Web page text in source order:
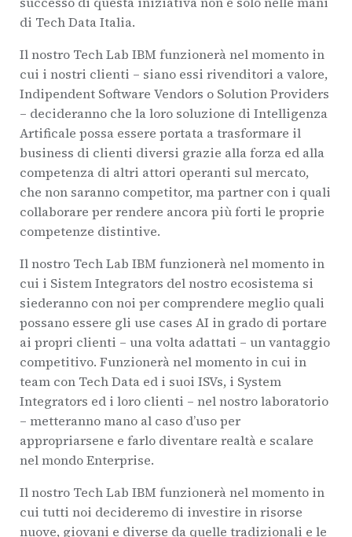
di Tech Data Italia.
Il nostro Tech Lab IBM funzionerà nel momento in
cui i nostri clienti – siano essi rivenditori a valore,
Indipendent Software Vendors o Solution Providers
– decideranno che la loro soluzione di Intelligenza
Artificale possa essere portata a trasformare il
business di clienti diversi grazie alla forza ed alla
competenza di altri attori operanti sul mercato,
che non saranno competitor, ma partner con i quali
collaborare per rendere ancora più forti le proprie
competenze distintive.
Il nostro Tech Lab IBM funzionerà nel momento in
cui i Sistem Integrators del nostro ecosistema si
siederanno con noi per comprendere meglio quali
possano essere gli use cases AI in grado di portare
ai propri clienti – una volta adattati – un vantaggio
competitivo. Funzionerà nel momento in cui in
team con Tech Data ed i suoi ISVs, i System
Integrators ed i loro clienti – nel nostro laboratorio
– metteranno mano al caso d’uso per
appropriarsene e farlo diventare realtà e scalare
nel mondo Enterprise.
Il nostro Tech Lab IBM funzionerà nel momento in
cui tutti noi decideremo di investire in risorse
nuove, giovani e diverse da quelle tradizionali e le